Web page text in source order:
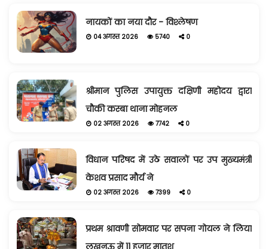
नायकों का नया दौर - विश्लेषण
04 अगस्त 2026 5740 0
श्रीमान पुलिस उपायुक्त दक्षिणी महोदय द्वारा
चौकी कस्बा थाना मोहनल
02 अगस्त 2026 7742 0
विधान परिषद में उठे सवालों पर उप मुख्यमंत्री
केशव प्रसाद मौर्य ने
02 अगस्त 2026 7399 0
प्रथम श्रावणी सोमवार पर सपना गोयल ने लिया